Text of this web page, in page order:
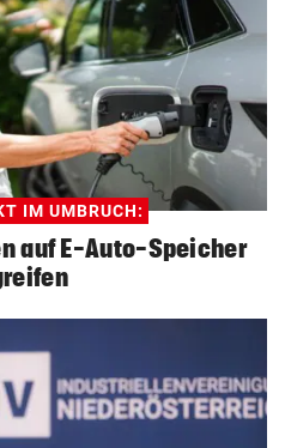
IM UMBRUCH:
auf E-Auto-Speicher